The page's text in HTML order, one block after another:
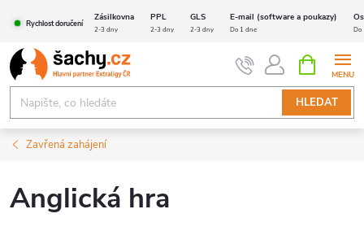
obsah
Rychlost doručení
Zásilkovna PPL GLS E-mail (software a poukazy)
2-3 dny 2-3 dny 2-3 dny Do 1 dne Do
HLEDAT
NÁKUPNÍ
KOŠÍK
Zavřená zahájení
Anglická hra